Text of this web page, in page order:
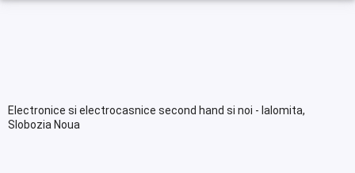
Electronice si electrocasnice second hand si noi - Ialomita,
Slobozia Noua